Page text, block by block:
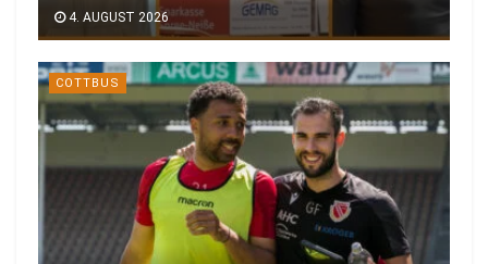
4. AUGUST 2026
COTTBUS